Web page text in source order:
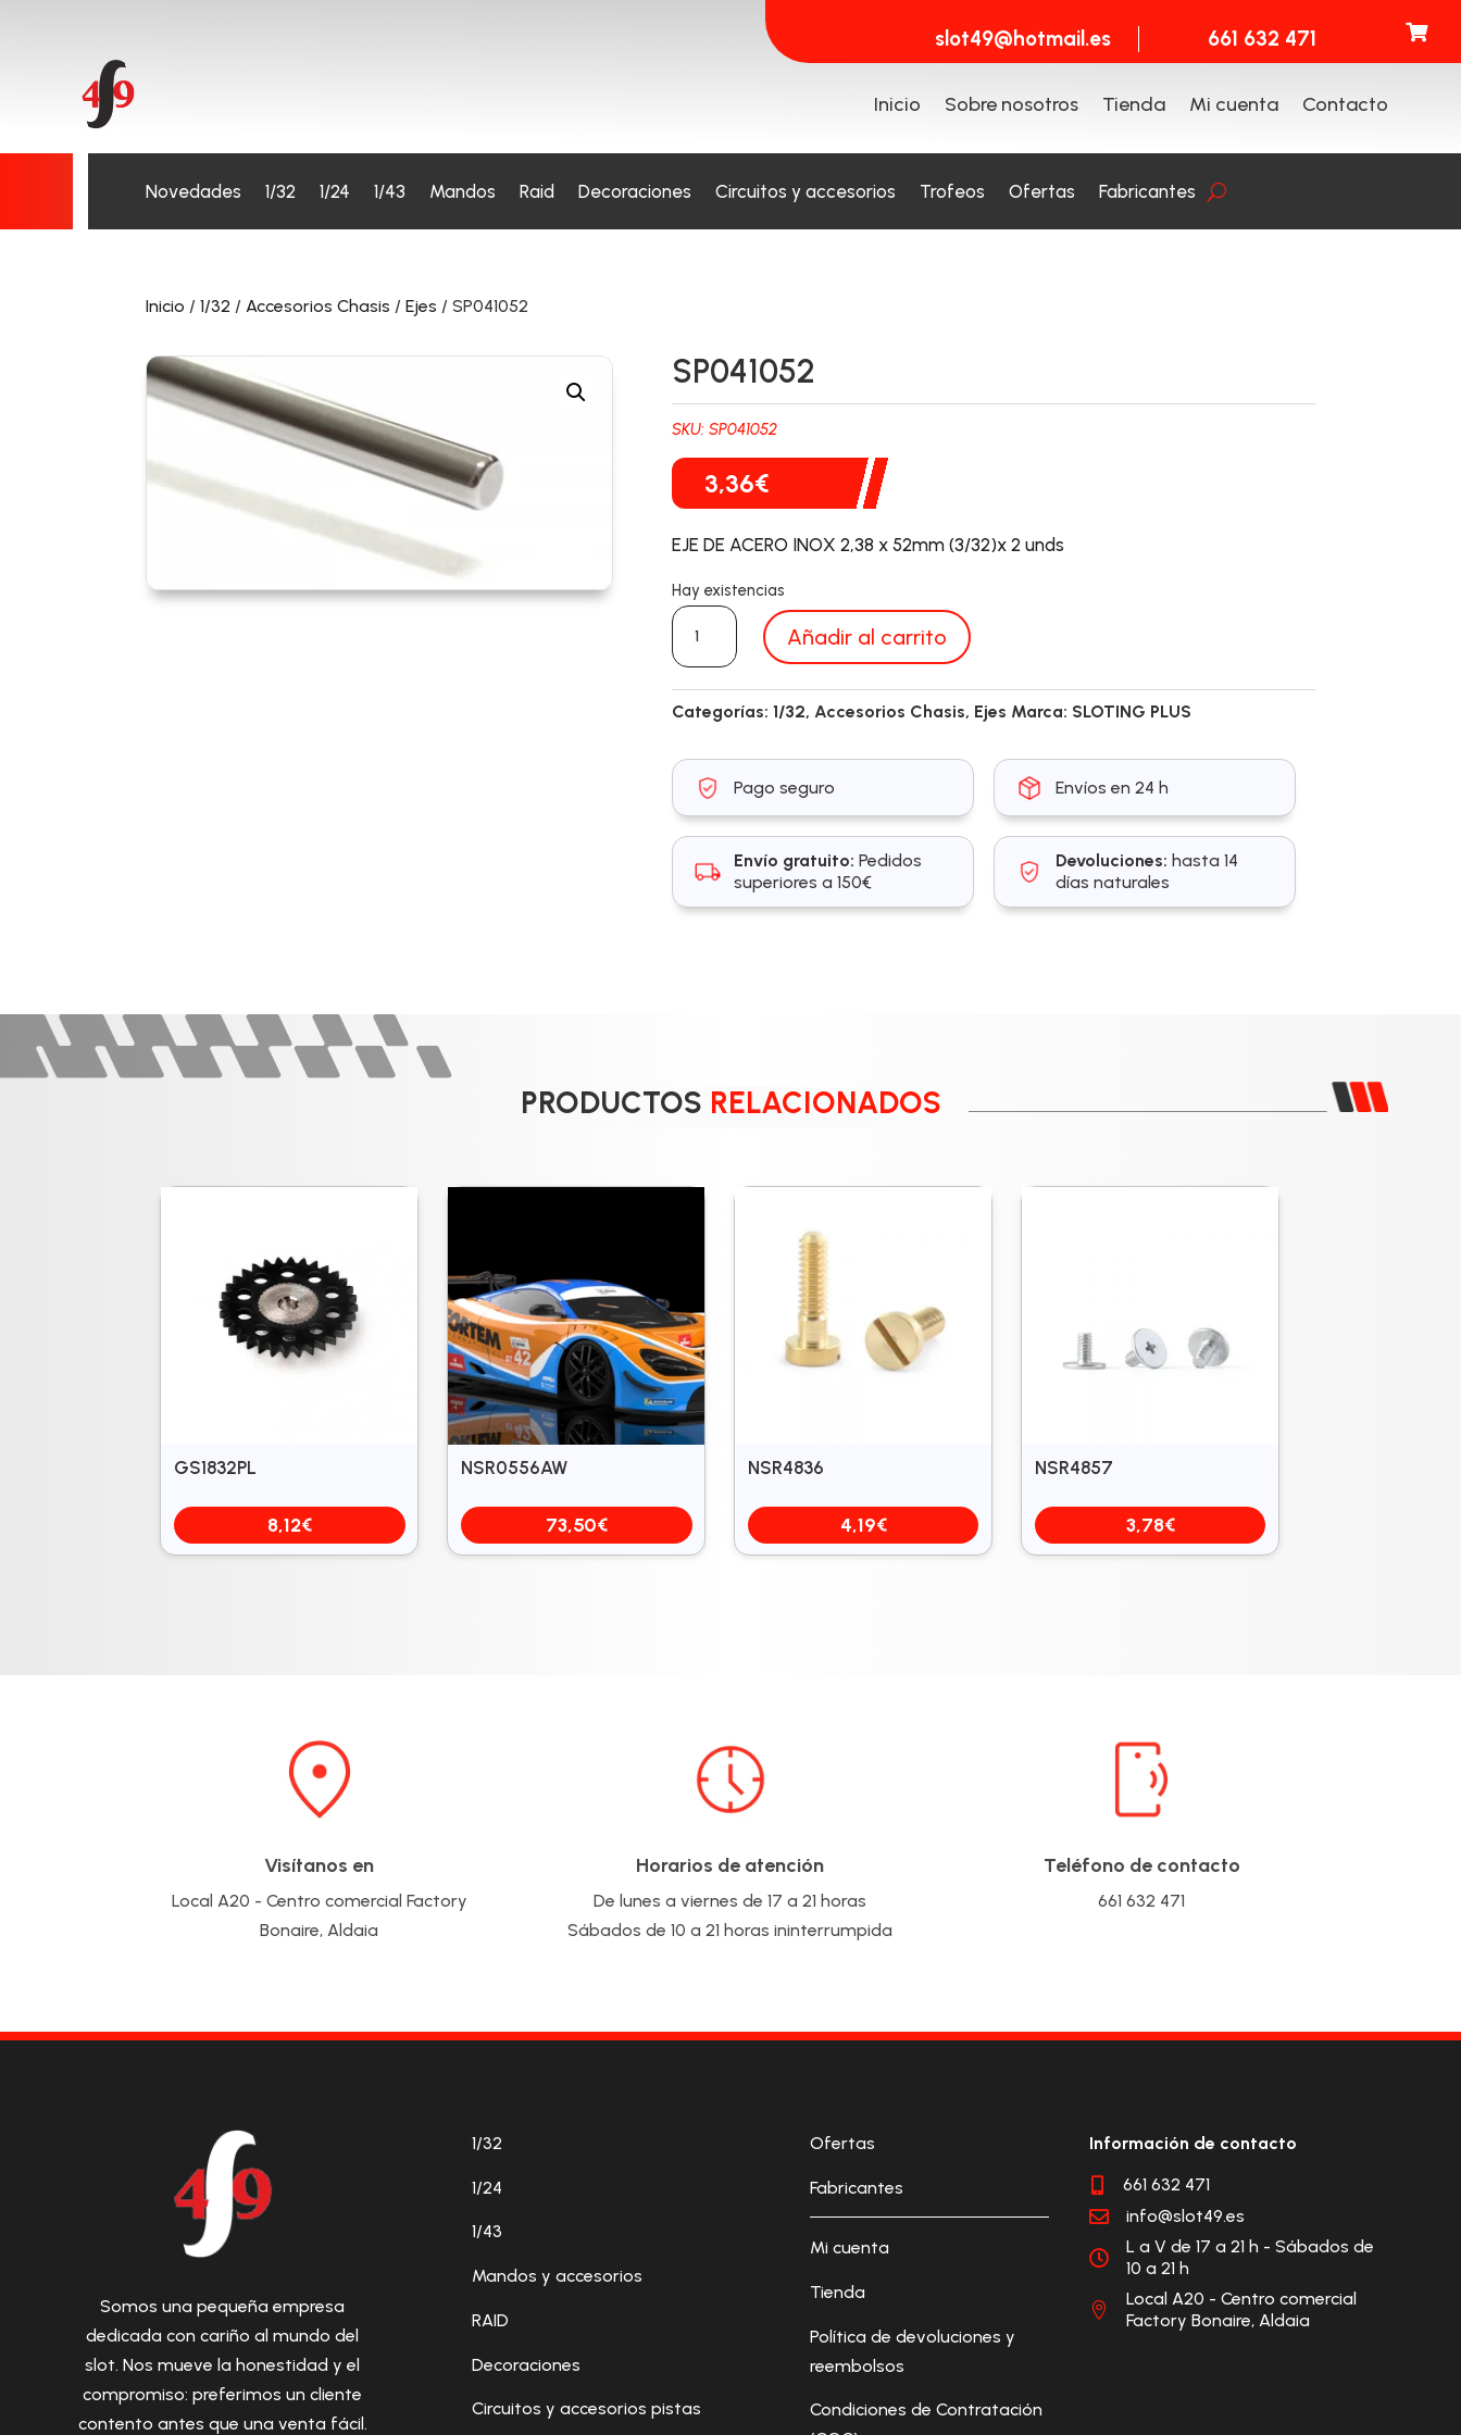
slot49@hotmail.es 661 632 471 
Inicio Sobre nosotros Tienda Mi cuenta Contacto
Novedades 1/32 1/24 1/43 Mandos Raid Decoraciones Circuitos y accesorios Trofeos Ofertas Fabricantes
Inicio /1/32 /Accesorios Chasis /Ejes / SP041052
SP041052
SKU:SP041052
3,36€
EJE DE ACERO INOX 2,38 x 52mm (3/32)x 2 unds
Hay existencias
SP041052
cantidad
Añadir al carrito
Categorías:1/32,Accesorios Chasis, Ejes Marca: SLOTING PLUS
Pago seguro Envíos en 24 h
Envío gratuito: Pedidos
superiores a 150€
Devoluciones: hasta 14
días naturales
PRODUCTOS RELACIONADOS
GS1832PL
8,12€
NSR0556AW
73,50€
NSR4836
4,19€
NSR4857
3,78€
Visítanos en
Local A20 - Centro comercial Factory
Bonaire, Aldaia
Horarios de atención
De lunes a viernes de 17 a 21 horas
Sábados de 10 a 21 horas ininterrumpida
Teléfono de contacto
661 632 471
Somos una pequeña empresa
dedicada con cariño al mundo del
slot. Nos mueve la honestidad y el
compromiso: preferimos un cliente
contento antes que una venta fácil.
1/32
1/24
1/43
Mandos y accesorios
RAID
Decoraciones
Circuitos y accesorios pistas
Ofertas
Fabricantes
Mi cuenta
Tienda
Política de devoluciones y
reembolsos
Condiciones de Contratación
Información de contacto
 661 632 471
 info@slot49.es

L a V de 17 a 21 h - Sábados de
10 a 21 h

Local A20 - Centro comercial
Factory Bonaire, Aldaia